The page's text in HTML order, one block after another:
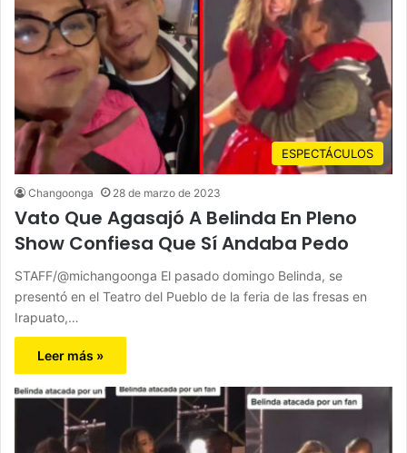
ESPECTÁCULOS
Changoonga 28 de marzo de 2023
Vato Que Agasajó A Belinda En Pleno
Show Confiesa Que Sí Andaba Pedo
STAFF/@michangoonga El pasado domingo Belinda, se
presentó en el Teatro del Pueblo de la feria de las fresas en
Irapuato,…
Leer más »